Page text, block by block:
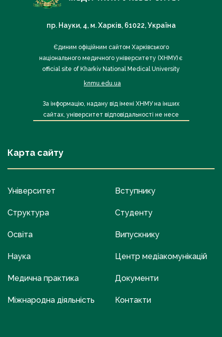
пр. Науки, 4, м. Харків, 61022, Україна
Єдиним офіційним сайтом Харківського
національного медичного університету (ХНМУ) є
official site of Kharkiv National Medical University
knmu.edu.ua
За інформацію, надану від імені ХНМУ на інших
сайтах, університет відповідальності не несе
Карта сайту
Університет
Структура
Освіта
Наука
Медична практика
Міжнародна діяльність
Вступнику
Студенту
Випускнику
Центр медіакомунікацій
Документи
Контакти